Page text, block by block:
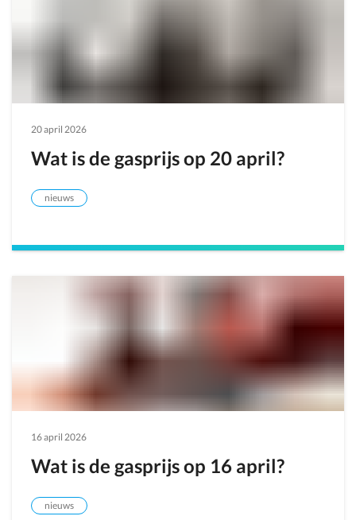
20 april 2026
Wat is de gasprijs op 20 april?
nieuws
16 april 2026
Wat is de gasprijs op 16 april?
nieuws